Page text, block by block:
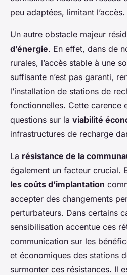
peu adaptées, limitant l’accès.
Un autre obstacle majeur
d’énergie. En effet, dans de
rurales, l’accès stable à une
suffisante n’est pas garanti,
l’installation de stations de
fonctionnelles. Cette carence
questions sur la viabilité
infrastructures de recharge
La résistance de la
également un facteur crucial.
les coûts d’implantation
accepter des changements
perturbateurs. Dans certains
sensibilisation accentue ces
communication sur les
et économiques des stations
surmonter ces résistances. Il